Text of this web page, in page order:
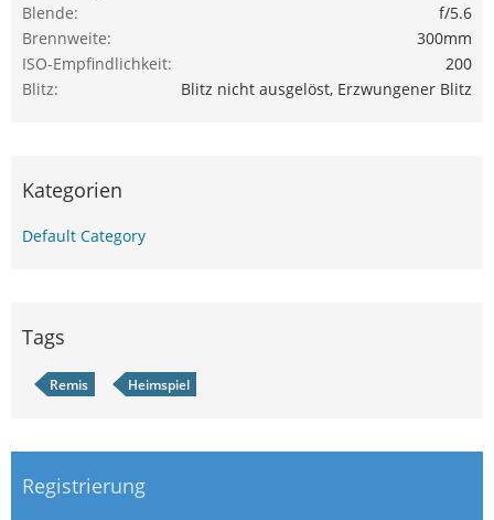
Blende
f/5.6
Brennweite
300mm
ISO-Empfindlichkeit
200
Blitz
Blitz nicht ausgelöst, Erzwungener Blitz
Kategorien
Default Category
Tags
Remis Heimspiel
Registrierung